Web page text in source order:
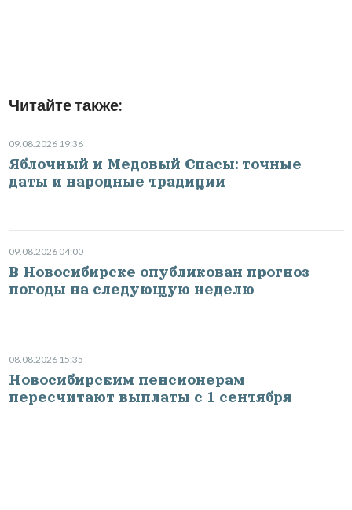
Читайте также:
09.08.2026 19:36
Яблочный и Медовый Спасы: точные
даты и народные традиции
09.08.2026 04:00
В Новосибирске опубликован прогноз
погоды на следующую неделю
08.08.2026 15:35
Новосибирским пенсионерам
пересчитают выплаты с 1 сентября